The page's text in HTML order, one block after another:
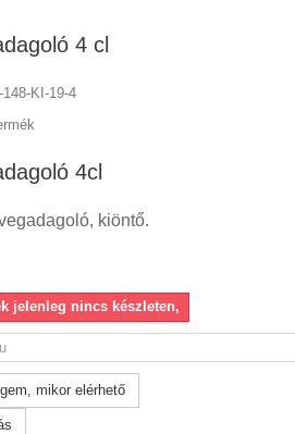
4 cl
148-KI-19-4
4cl
kiöntő.
jelenleg nincs készleten,
mikor elérhető